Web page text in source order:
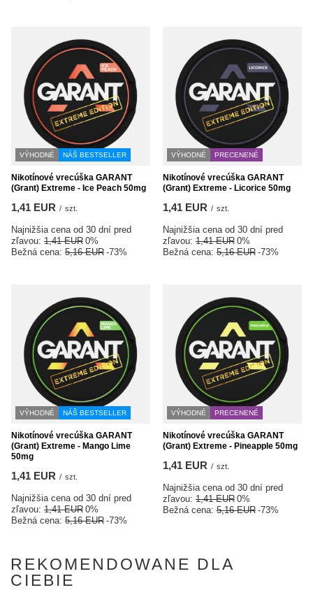
VÝHODNÉ NÁŠ BESTSELLER
Nikotínové vrecúška GARANT
(Grant) Extreme - Ice Peach 50mg
1,41 EUR / szt.
Najnižšia cena od 30 dní pred
zľavou: 1,41 EUR 0%
Bežná cena: 5,16 EUR -73%
VÝHODNÉ PRECENENÉ
Nikotínové vrecúška GARANT
(Grant) Extreme - Licorice 50mg
1,41 EUR / szt.
Najnižšia cena od 30 dní pred
zľavou: 1,41 EUR 0%
Bežná cena: 5,16 EUR -73%
VÝHODNÉ NÁŠ BESTSELLER
Nikotínové vrecúška GARANT
(Grant) Extreme - Mango Lime
50mg
1,41 EUR / szt.
Najnižšia cena od 30 dní pred
zľavou: 1,41 EUR 0%
Bežná cena: 5,16 EUR -73%
VÝHODNÉ PRECENENÉ
Nikotínové vrecúška GARANT
(Grant) Extreme - Pineapple 50mg
1,41 EUR / szt.
Najnižšia cena od 30 dní pred
zľavou: 1,41 EUR 0%
Bežná cena: 5,16 EUR -73%
REKOMENDOWANE DLA
CIEBIE